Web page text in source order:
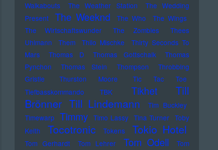
Walkabouts
The Weather Station
The Wedding
Present
The Weeknd The Who
The Wings
The Wirtschaftswunder
The Zombies
Thees
Uhlmann
Them Thilo Mischke
Thirty Seconds To
Mars
Thomas D Thomas Gottschalk
Thomas
Pynchon
Thomas Stein Thompson
Throbbing
Gristle
Thurston Moore
Tic Tac Toe
Tiefbasskommando TBK
Tikhet
Till
Brönner Till Lindemann
Tim Buckley
Timewarp Timmy Timo Lassy Tina Turner Toby
Keith
Tocotronic Tokens Tokio Hotel
Tom Gerhardt Tom Lehrer Tom Odell
Tom